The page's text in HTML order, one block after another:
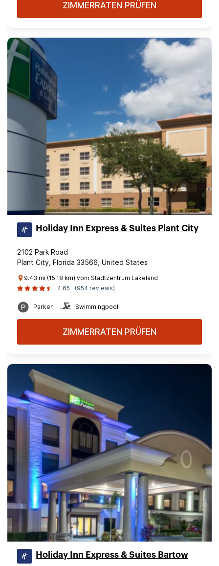
ZIMMERRATEN PRÜFEN
Holiday Inn Express & Suites Plant City
2102 Park Road
Plant City, Florida 33566, United States
9.43 mi (15.18 km) vom Stadtzentrum Lakeland
4.65
(954 reviews)
Parken Swimmingpool
ZIMMERRATEN PRÜFEN
Holiday Inn Express & Suites Bartow